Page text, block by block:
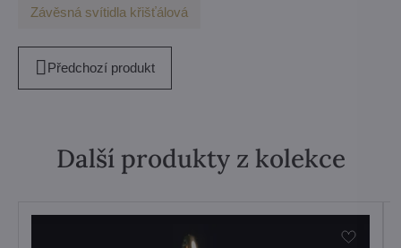
Závěsná svítidla křišťálová
Předchozí produkt
Další produkty z kolekce